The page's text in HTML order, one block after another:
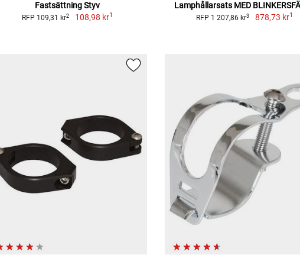
Fastsättning Styv
RFP 109,31 kr2 108,98 kr1
Lamphållarsats MED
RFP 1 207,86 kr3 878,73 kr1